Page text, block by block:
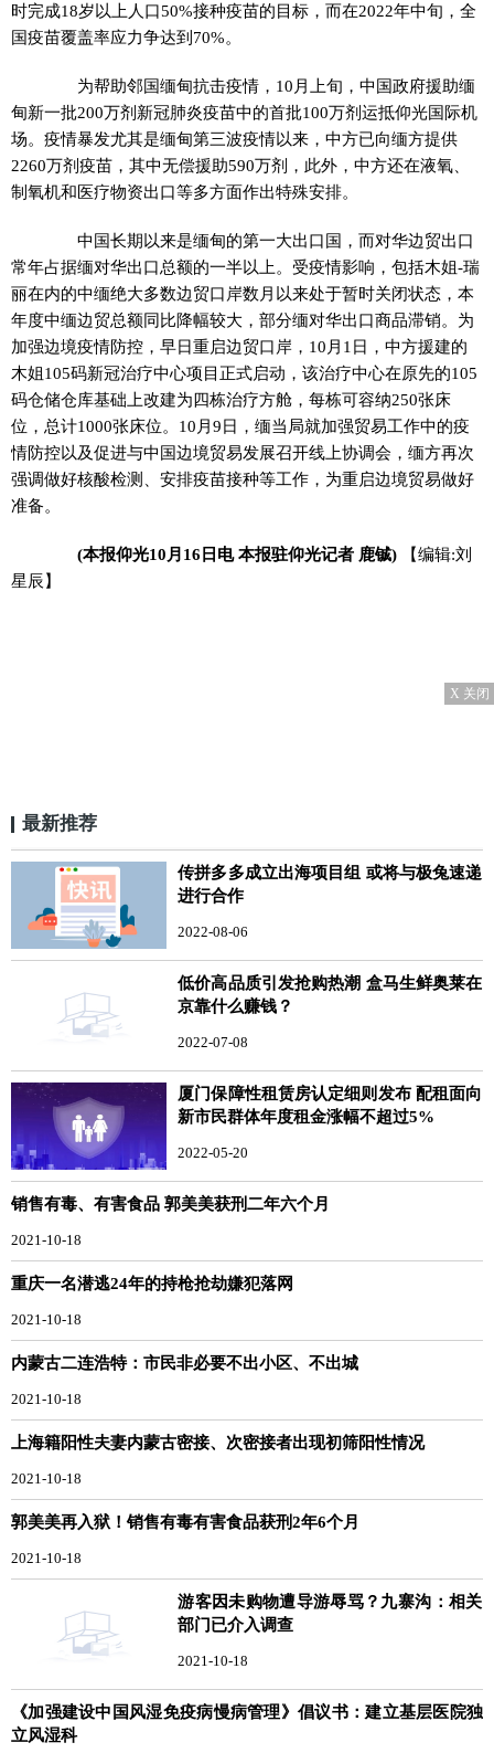
时完成18岁以上人口50%接种疫苗的目标，而在2022年中旬，全
国疫苗覆盖率应力争达到70%。
为帮助邻国缅甸抗击疫情，10月上旬，中国政府援助缅
甸新一批200万剂新冠肺炎疫苗中的首批100万剂运抵仰光国际机
场。疫情暴发尤其是缅甸第三波疫情以来，中方已向缅方提供
2260万剂疫苗，其中无偿援助590万剂，此外，中方还在液氧、
制氧机和医疗物资出口等多方面作出特殊安排。
中国长期以来是缅甸的第一大出口国，而对华边贸出口
常年占据缅对华出口总额的一半以上。受疫情影响，包括木姐-瑞
丽在内的中缅绝大多数边贸口岸数月以来处于暂时关闭状态，本
年度中缅边贸总额同比降幅较大，部分缅对华出口商品滞销。为
加强边境疫情防控，早日重启边贸口岸，10月1日，中方援建的
木姐105码新冠治疗中心项目正式启动，该治疗中心在原先的105
码仓储仓库基础上改建为四栋治疗方舱，每栋可容纳250张床
位，总计1000张床位。10月9日，缅当局就加强贸易工作中的疫
情防控以及促进与中国边境贸易发展召开线上协调会，缅方再次
强调做好核酸检测、安排疫苗接种等工作，为重启边境贸易做好
准备。
(本报仰光10月16日电 本报驻仰光记者 鹿铖)
【编辑:刘
星辰】
X 关闭
最新推荐
传拼多多成立出海项目组 或将与极兔速递
进行合作
2022-08-06
低价高品质引发抢购热潮 盒马生鲜奥莱在
京靠什么赚钱？
2022-07-08
厦门保障性租赁房认定细则发布 配租面向
新市民群体年度租金涨幅不超过5%
2022-05-20
销售有毒、有害食品 郭美美获刑二年六个月
2021-10-18
重庆一名潜逃24年的持枪抢劫嫌犯落网
2021-10-18
内蒙古二连浩特：市民非必要不出小区、不出城
2021-10-18
上海籍阳性夫妻内蒙古密接、次密接者出现初筛阳性情况
2021-10-18
郭美美再入狱！销售有毒有害食品获刑2年6个月
2021-10-18
游客因未购物遭导游辱骂？九寨沟：相关
部门已介入调查
2021-10-18
《加强建设中国风湿免疫病慢病管理》倡议书：建立基层医院独
立风湿科